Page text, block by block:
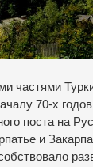
частями
70-х
поста на
и